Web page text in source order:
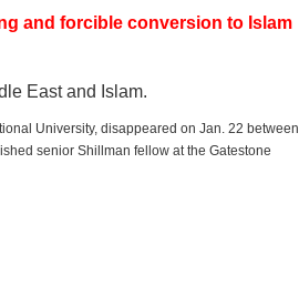
and forcible conversion to Islam
East and Islam.
University, disappeared on Jan. 22 between
senior Shillman fellow at the Gatestone